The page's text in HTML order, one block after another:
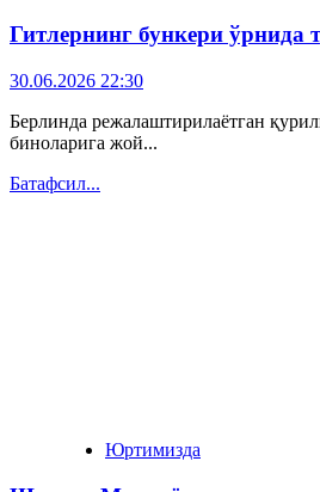
Гитлернинг бункери
30.06.2026 22:30
Берлинда режалаштирилаётган
биноларига жой...
Батафсил...
Юртимизда